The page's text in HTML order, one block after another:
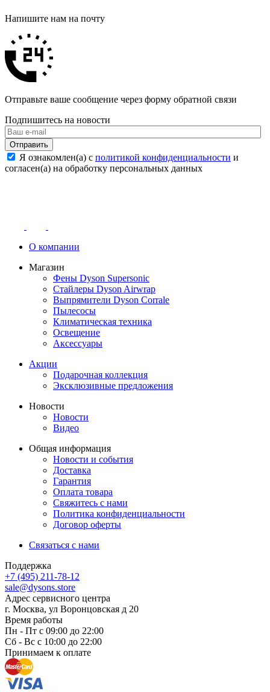
Напишите нам на почту
Отправьте ваше сообщение через форму обратной связи
Подпишитесь на новости
Отправить
Я ознакомлен(а) с политикой конфиденциальности и
согласен(а) на обработку персональных данных
О компании
Магазин
Фены Dyson Supersonic
Стайлеры Dyson Airwrap
Выпрямители Dyson Corrale
Пылесосы
Климатическая техника
Освещение
Аксессуары
Акции
Подарочная коллекция
Эксклюзивные предложения
Новости
Новости
Видео
Общая информация
Новости и события
Доставка
Гарантия
Оплата товара
Свяжитесь с нами
Политика конфиденциальности
Договор оферты
Связаться с нами
Поддержка
+7 (495) 211-78-12
sale@dysons.store
Адрес сервисного центра
г. Москва, ул Воронцовская д 20
Время работы
Пн - Пт с 09:00 до 22:00
Сб - Вс с 10:00 до 22:00
Принимаем к оплате